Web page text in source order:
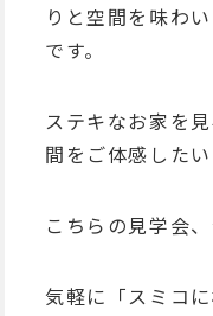
りと空間を味わ
です。
ステキなお家を
間をご体感した
こちらの見学会
気軽に「スミコ